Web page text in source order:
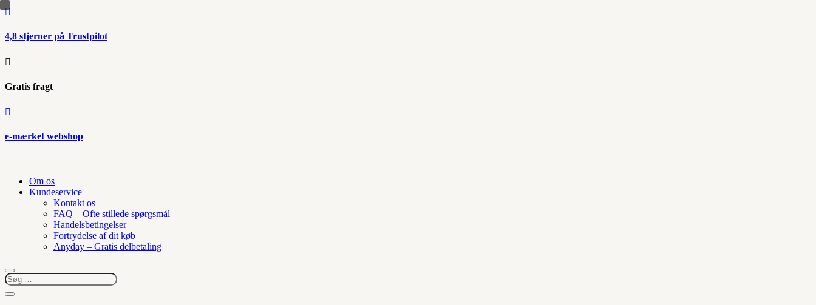

4,8 stjerner på Trustpilot

Gratis fragt

e-mærket webshop
Om os
Kundeservice
Kontakt os
FAQ – Ofte stillede spørgsmål
Handelsbetingelser
Fortrydelse af dit køb
Anyday – Gratis delbetaling